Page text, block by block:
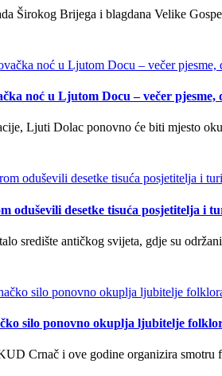
Širokog Brijega i blagdana Velike
noć u Ljutom Docu – večer
Ljuti Dolac ponovno će biti mjesto
oduševili desetke tisuća posjetitelja i
središte antičkog svijeta, gdje su
silo ponovno okuplja ljubitelje
Crnač i ove godine organizira smotru